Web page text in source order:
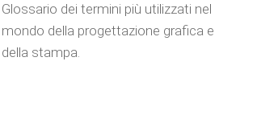
Glossario dei termini più utilizzati nel
mondo della progettazione grafica e
della stampa.